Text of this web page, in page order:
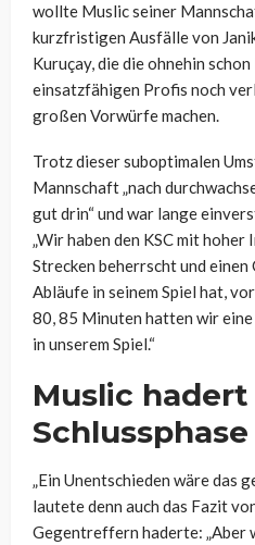
wollte Muslic seiner
kurzfristigen Ausfälle von
Kuruçay, die die ohnehin
einsatzfähigen Profis noch
großen Vorwürfe machen.
Trotz dieser suboptimalen
Mannschaft „nach
gut drin“ und war lange
„Wir haben den KSC mit
Strecken beherrscht und einen
Abläufe in seinem Spiel hat,
80, 85 Minuten hatten wir
in unserem Spiel.“
Muslic
Schlussphase
„Ein Unentschieden wäre das
lautete denn auch das Fazit
Gegentreffern haderte: „Aber